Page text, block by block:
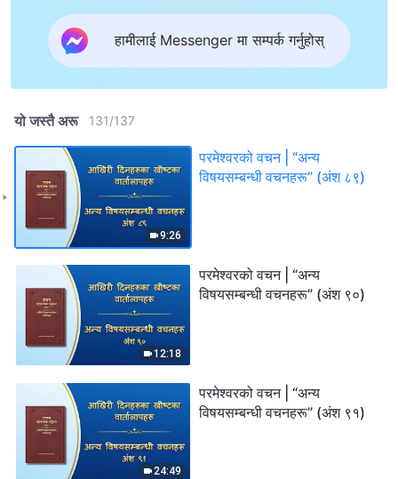
हामीलाई Messenger मा सम्पर्क गर्नुहोस्
यो जस्तै अरू 131/137
9:26
परमेश्‍वरको वचन | “अन्य
विषयसम्बन्धी वचनहरू” (अंश ८९)
12:18
परमेश्‍वरको वचन | “अन्य
विषयसम्बन्धी वचनहरू” (अंश ९०)
24:49
परमेश्‍वरको वचन | “अन्य
विषयसम्बन्धी वचनहरू” (अंश ९१)